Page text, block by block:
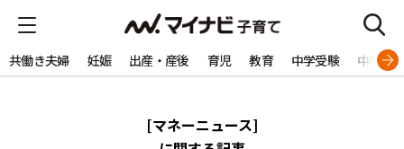
共働き夫婦 妊娠 出産・産後 育児 教育 中学受験 中学生
[マネーニュース]